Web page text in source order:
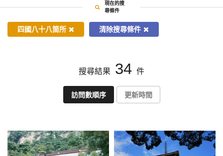
尋
現在的搜
尋條件
四國八十八箇所 清除搜尋條件
搜尋結果 34 件
訪問數順序 更新時間